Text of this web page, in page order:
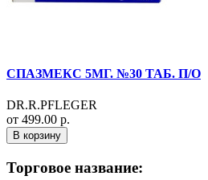
СПАЗМЕКС 5МГ. №30 ТАБ. П/О
DR.R.PFLEGER
от 499.00 р.
В корзину
Торговое название: